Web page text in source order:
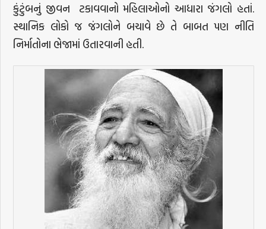
કુંટુંબનું જીવન ટકાવવાનો મહિલાઓનો આધારા જંગલો હતાં.
સ્થાનિક લોકો જ જંગલોને બચાવે છે તે બાબત પણ નીતિ
નિર્માતોના ભેજામાં ઉતારવાની હતી.